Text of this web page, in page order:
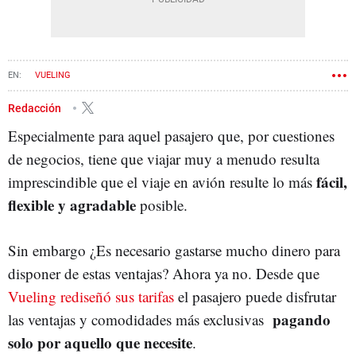
VUELING
Redacción
Especialmente para aquel pasajero que, por cuestiones
de negocios, tiene que viajar muy a menudo resulta
imprescindible que el viaje en avión resulte lo más fácil,
flexible y agradable posible.
Sin embargo ¿Es necesario gastarse mucho dinero para
disponer de estas ventajas? Ahora ya no. Desde que
Vueling rediseñó sus tarifas el pasajero puede disfrutar
las ventajas y comodidades más exclusivas pagando
solo por aquello que necesite.